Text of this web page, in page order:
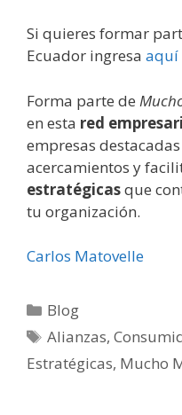
Si quieres formar
Ecuador ingresa aquí
Forma parte de
en esta red
empresas
acercamientos y
estratégicasque
tu organización.
Carlos Matovelle
Blog
Alianzas,
Estratégicas, Mucho